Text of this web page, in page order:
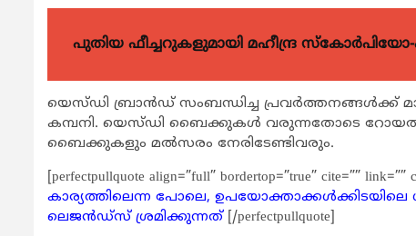
പുതിയ ഫീച്ചറുകളുമായി മഹീന്ദ്ര
യെസ്ഡി ബ്രാന്‍ഡ് സംബന്ധിച്ച പ്രവര്‍ത്തനങ്ങള്‍ക്ക്
കമ്പനി. യെസ്ഡി ബൈക്കുകള്‍ വരുന്നതോടെ റോയല്‍
ബൈക്കുകളും മല്‍സരം നേരിടേണ്ടിവരും.
[perfectpullquote align=”full” bordertop=”true” cite=”” link=””
കാര്യത്തിലെന്ന പോലെ,
ലെജന്‍ഡ്‌സ് ശ്രമിക്കുന്നത്[/perfectpullquote]